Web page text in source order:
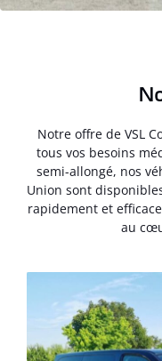
Notre offre de VSL
tous vos besoins
semi-allongé, nos
Union sont
rapidement et
au